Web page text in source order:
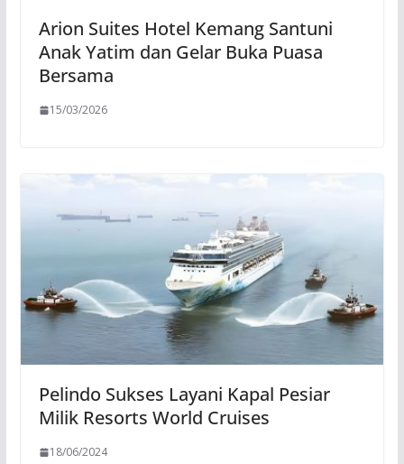
Arion Suites Hotel Kemang Santuni
Anak Yatim dan Gelar Buka Puasa
Bersama
15/03/2026
Pelindo Sukses Layani Kapal Pesiar
Milik Resorts World Cruises
18/06/2024